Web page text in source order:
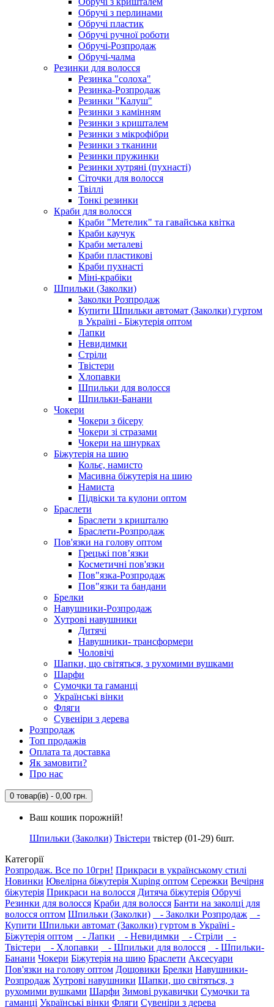
Обручі з перлинами
Обручі пластик
Обручі ручної роботи
Обручі-Розпродаж
Обручі-чалма
Резинки для волосся
Резинка "солоха"
Резинка-Розпродаж
Резинки "Калуш"
Резинки з камінням
Резинки з кришталем
Резинки з мікрофібри
Резинки з тканини
Резинки пружинки
Резинки хутряні (пухнасті)
Сіточки для волосся
Твіллі
Тонкі резинки
Краби для волосся
Краби "Метелик" та гавайська квітка
Краби каучук
Краби металеві
Краби пластикові
Краби пухнасті
Міні-крабіки
Шпильки (Заколки)
Заколки Розпродаж
Купити Шпильки автомат (Заколки) гуртом
в Україні - Біжутерія оптом
Лапки
Невидимки
Стріли
Твістери
Хлопавки
Шпильки для волосся
Шпильки-Банани
Чокери
Чокери з бісеру
Чокери зі стразами
Чокери на шнурках
Біжутерія на шию
Кольє, намисто
Масивна біжутерія на шию
Намиста
Підвіски та кулони оптом
Браслети
Браслети з кришталю
Браслети-Розпродаж
Пов'язки на голову оптом
Грецькі пов’язки
Косметичні пов'язки
Пов"язка-Розпродаж
Пов"язки та бандани
Брелки
Навушники-Розпродаж
Хутрові навушники
Дитячі
Навушники- трансформери
Чоловічі
Шапки, що світяться, з рухомими вушками
Шарфи
Сумочки та гаманці
Українські вінки
Фляги
Сувеніри з дерева
Розпродаж
Топ продажів
Оплата та доставка
Як замовити?
Про нас
0 товар(ів) - 0,00 грн.
Ваш кошик порожній!
Шпильки (Заколки) Твістери твістер (01-29) 6шт.
Категорії
Розпродаж. Все по 10грн! Прикраси в українському стилі
Новинки Ювелірна біжутерія Xuping оптом Сережки Вечірня
біжутерія Прикраси на волосся Дитяча біжутерія Обручі
Резинки для волосся Краби для волосся Банти на заколці для
волосся оптом Шпильки (Заколки) - Заколки Розпродаж
-
Купити Шпильки автомат (Заколки) гуртом в Україні -
Біжутерія оптом
- Лапки - Невидимки - Стріли
-
Твістери
- Хлопавки - Шпильки для волосся
- Шпильки-
Банани Чокери Біжутерія на шию Браслети Аксесуари
Пов'язки на голову оптом Дощовики Брелки Навушники-
Розпродаж Хутрові навушники Шапки, що світяться, з
рухомими вушками Шарфи Зимові рукавички Сумочки та
гаманці Українські вінки Фляги Сувеніри з дерева